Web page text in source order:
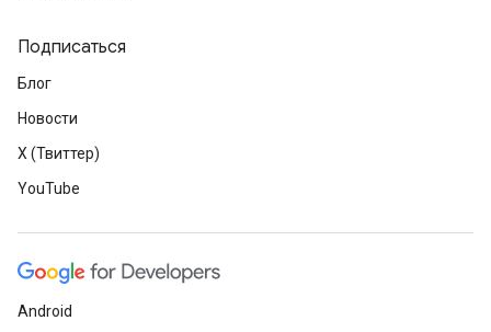
Подписаться
Блог
Новости
X (Твиттер)
YouTube
Android